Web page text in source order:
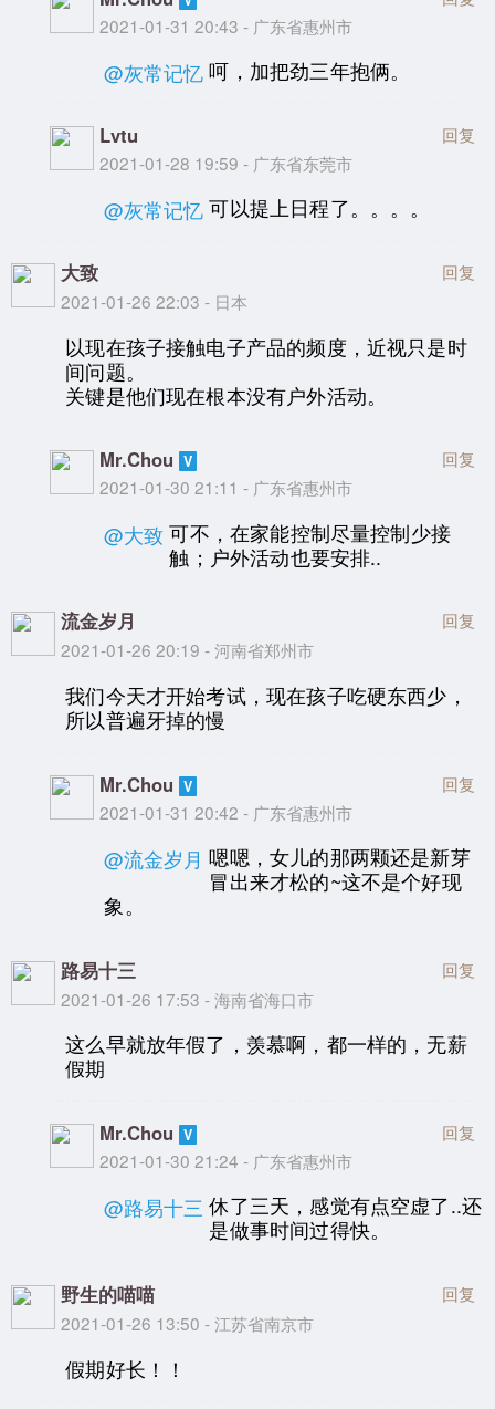
2021-01-31 20:43 - 广东省惠州市
@灰常记忆 呵，加把劲三年抱俩。
Lvtu
2021-01-28 19:59 - 广东省东莞市
回复
@灰常记忆 可以提上日程了。。。。
大致
2021-01-26 22:03 - 日本
回复
以现在孩子接触电子产品的频度，近视只是时
间问题。
关键是他们现在根本没有户外活动。
Mr.Chou
2021-01-30 21:11 - 广东省惠州市
回复
@大致 可不，在家能控制尽量控制少接
触；户外活动也要安排..
流金岁月
2021-01-26 20:19 - 河南省郑州市
回复
我们今天才开始考试，现在孩子吃硬东西少，
所以普遍牙掉的慢
Mr.Chou
2021-01-31 20:42 - 广东省惠州市
回复
@流金岁月 嗯嗯，女儿的那两颗还是新芽
冒出来才松的~这不是个好现
象。
路易十三
2021-01-26 17:53 - 海南省海口市
回复
这么早就放年假了，羡慕啊，都一样的，无薪
假期
Mr.Chou
2021-01-30 21:24 - 广东省惠州市
回复
@路易十三 休了三天，感觉有点空虚了..还
是做事时间过得快。
野生的喵喵
2021-01-26 13:50 - 江苏省南京市
回复
假期好长！！